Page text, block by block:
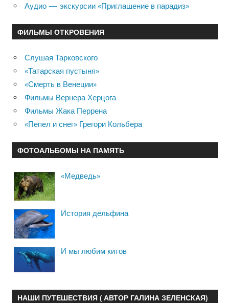
Аудио — экскурсии «Приглашение в парадиз»
ФИЛЬМЫ ОТКРОВЕНИЯ
Слушая Тарковского
«Татарская пустыня»
«Смерть в Венеции»
Фильмы Вернера Херцога
Фильмы Жака Перрена
«Пепел и снег» Грегори Кольбера
ФОТОАЛЬБОМЫ НА ПАМЯТЬ
«Медведь»
История дельфина
И мы любим китов
НАШИ ПУТЕШЕСТВИЯ ( АВТОР ГАЛИНА ЗЕЛЕНСКАЯ)